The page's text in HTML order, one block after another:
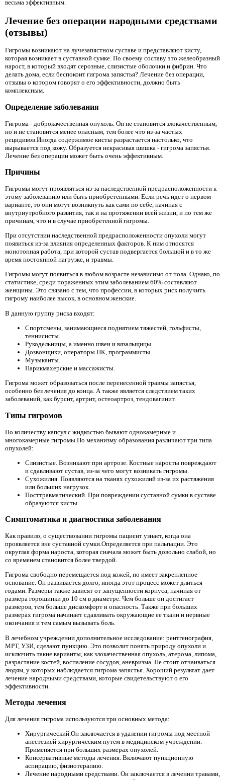
весьма эффективным.
Лечение без операции народными средствами
(отзывы)
Гигромы возникают на лучезапястном суставе и представляют кисту,
которая возникает в суставной сумке. По своему составу это желеобразный
нарост, в который входят серозные, слизистые оболочки и фибрин. Что
делать дома, если беспокоит гигрома запястья? Лечение без операции,
отзывы о котором говорят о его эффективности, должно быть
комплексным.
Определение заболевания
Гигрома - доброкачественная опухоль. Он не становится злокачественным,
но и не становится менее опасным, тем более что из-за частых
рецидивов.Иногда содержимое кисты разрастается настолько, что
вырывается под кожу. Образуется некрасивая шишка - гигрома запястья.
Лечение без операции может быть очень эффективным.
Причины
Гигромы могут проявляться из-за наследственной предрасположенности к
этому заболеванию или быть приобретенными. Если речь идет о первом
варианте, то они могут возникнуть как сами по себе, начиная с
внутриутробного развития, так и на протяжении всей жизни, и по тем же
причинам, что и в случае приобретенной гигромы.
При отсутствии наследственной предрасположенности опухоли могут
появиться из-за влияния определенных факторов. К ним относятся
монотонная работа, при которой сустав подвергается большой и в то же
время постоянной нагрузке, и травмы.
Гигромы могут появиться в любом возрасте независимо от пола. Однако, по
статистике, среди пораженных этим заболеванием 60% составляют
женщины. Это связано с тем, что профессии, в которых риск получить
гигрому наиболее высок, в основном женские.
В данную группу риска входят:
Спортсмены, занимающиеся поднятием тяжестей, гольфисты,
теннисисты.
Рукодельницы, а именно швеи и вязальщицы.
Дозвонщики, операторы ПК, программисты.
Музыканты.
Парикмахерские и массажисты.
Гигрома может образоваться после перенесенной травмы запястья,
особенно без лечения до конца. А также является следствием таких
заболеваний, как бурсит, артрит, остеоартроз, тендовагинит.
Типы гигромов
По количеству капсул с жидкостью бывают однокамерные и
многокамерные гигромы.По механизму образования различают три типа
опухолей:
Слизистые. Возникают при артрозе. Костные наросты повреждают
и сдавливают сустав, из-за чего могут возникать гигромы.
Сухожилия. Появляются на тканях сухожилий из-за их растяжения
или больших нагрузок.
Посттравматический. При повреждении суставной сумки в суставе
образуются кисты.
Симптоматика и диагностика заболевания
Как правило, о существовании гигромы пациент узнает, когда она
проявляется вне суставной сумки.Определяется при пальпации. Это
округлая форма нароста, которая сначала может быть довольно слабой, но
со временем становится более твердой.
Гигрома свободно перемещается под кожей, но имеет закрепленное
основание. Он развивается долго, иногда этот процесс может длиться
годами. Размеры также зависят от запущенности корпуса, начиная от
размера горошинки до 10 см в диаметре. Чем больше он достигает
размеров, тем больше дискомфорт и опасность. Также при больших
размерах гигрома начинает сдавливать окружающие ее ткани и нервные
окончания и тем самым вызывать боль.
В лечебном учреждении дополнительное исследование: рентгенография,
МРТ, УЗИ, сделают пункцию. Это позволит понять природу опухоли и
исключить такие варианты, как злокачественная опухоль, атерома, липома,
разрастание костей, воспаление сосудов, аневризма. Не стоит отчаиваться
людям, у которых наблюдается гигрома запястья. Хороший результат дает
лечение народными средствами, которые свидетельствуют о его
эффективности.
Методы лечения
Для лечения гигрома используются три основных метода:
Хирургический.Он заключается в удалении гигромы под местной
анестезией хирургическим путем в медицинском учреждении.
Применяется при больших размерах опухолей.
Консервативные методы лечения. Включают пункционную
аспирацию, физиотерапию.
Лечение народными средствами. Он заключается в лечении травами,